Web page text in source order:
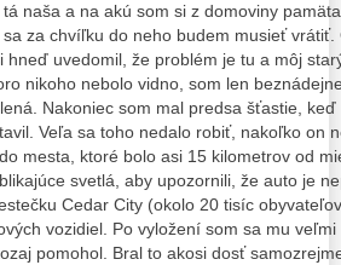
naša a na akú som si z domoviny
za chvíľku do neho budem musieť
hneď uvedomil, že problém je tu a môj
nikoho nebolo vidno, som len
Nakoniec som mal predsa šťastie,
Veľa sa toho nedalo robiť, nakoľko on
mesta, ktoré bolo asi 15 kilometrov od
svetlá, aby upozornili, že auto je
Cedar City (okolo 20 tisíc
vozidiel. Po vyložení som sa mu
pomohol. Bral to akosi dosť